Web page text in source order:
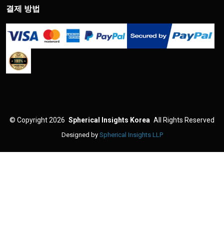
결제 방법
© Copyright 2026 Spherical Insights Korea All Rights Reserved
Designed by Spherical Insights LLP